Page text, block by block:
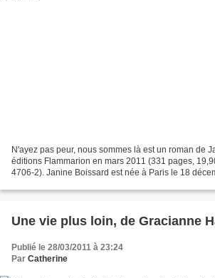
N'ayez pas peur, nous sommes là est un roman de
éditions Flammarion en mars 2011 (331 pages,
4706-2). Janine Boissard est née à Paris le 18
Une vie plus loin, de Gracianne
Publié le 28/03/2011 à 23:24
Par Catherine